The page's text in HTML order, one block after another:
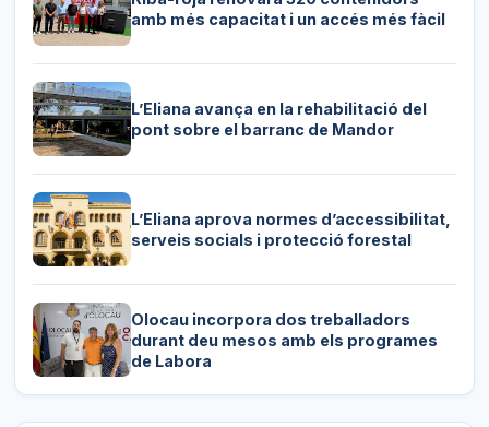
amb més capacitat i un accés més fàcil
L’Eliana avança en la rehabilitació del
pont sobre el barranc de Mandor
L’Eliana aprova normes d’accessibilitat,
serveis socials i protecció forestal
Olocau incorpora dos treballadors
durant deu mesos amb els programes
de Labora